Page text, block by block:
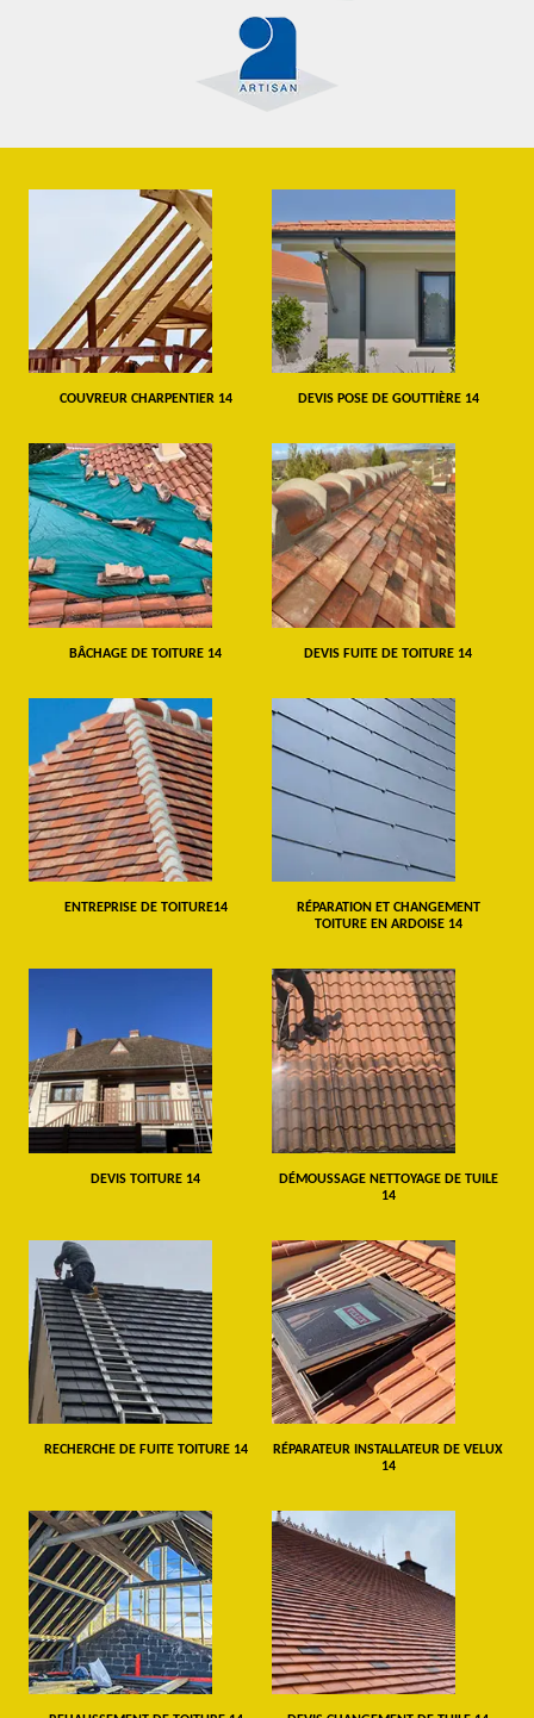
COUVREUR CHARPENTIER 14 DEVIS POSE DE GOUTTIÈRE 14
BÂCHAGE DE TOITURE 14 DEVIS FUITE DE TOITURE 14
ENTREPRISE DE TOITURE14
RÉPARATION ET CHANGEMENT
TOITURE EN ARDOISE 14
DEVIS TOITURE 14
DÉMOUSSAGE NETTOYAGE DE TUILE
14
RECHERCHE DE FUITE TOITURE 14
RÉPARATEUR INSTALLATEUR DE VELUX
14